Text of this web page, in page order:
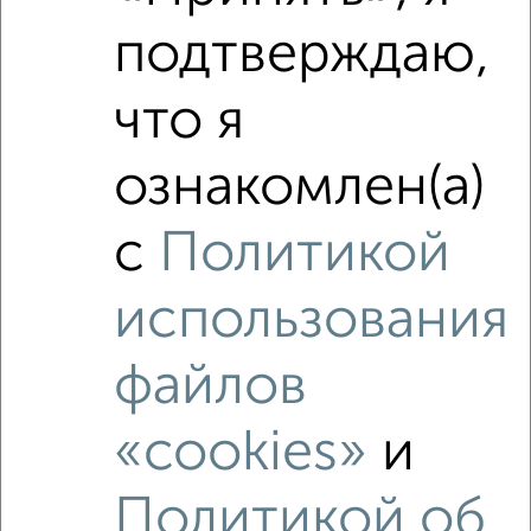
Студии квартиры недалеко от Дмитрия Михайлова 12
подтверждаю,
что я
ознакомлен(а)
с Политикой
использования
файлов
«cookies» и